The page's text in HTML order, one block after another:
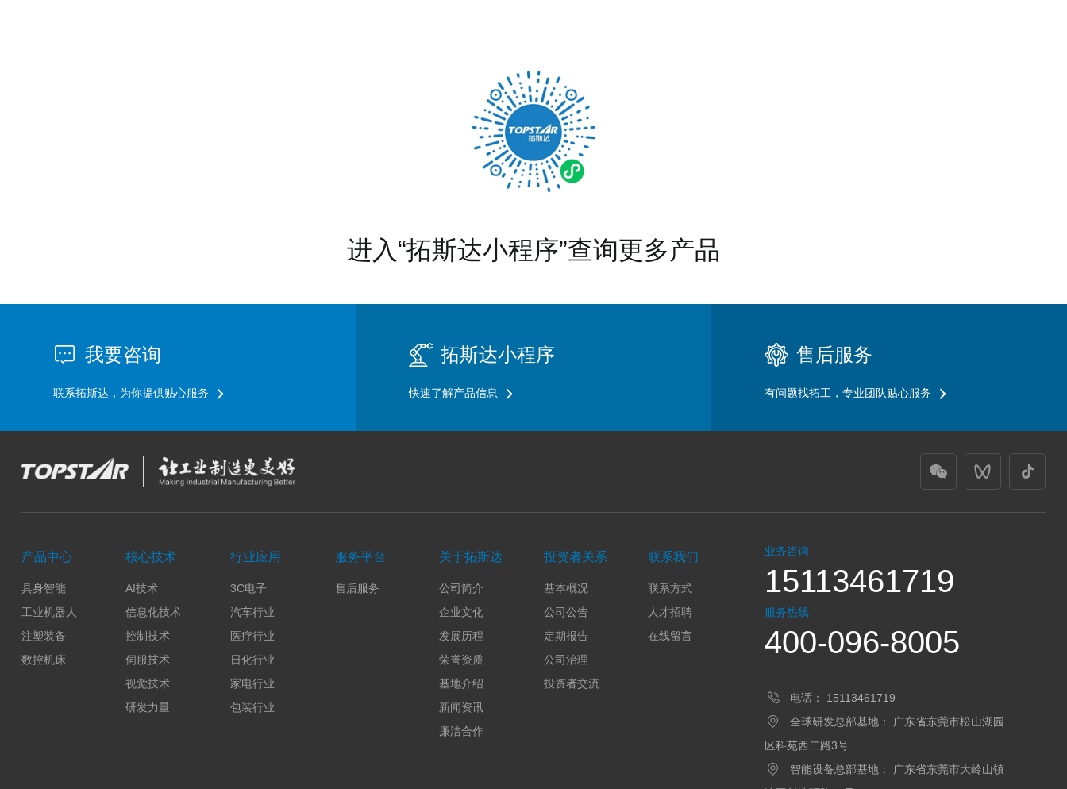
进入“拓斯达小程序”查询更多产品
我要咨询
联系拓斯达，为你提供贴心服务
拓斯达小程序
快速了解产品信息
售后服务
有问题找拓工，专业团队贴心服务
产品中心
具身智能
工业机器人
注塑装备
数控机床
核心技术
AI技术
信息化技术
控制技术
伺服技术
视觉技术
研发力量
行业应用
3C电子
汽车行业
医疗行业
日化行业
家电行业
包装行业
服务平台
售后服务
关于拓斯达
公司简介
企业文化
发展历程
荣誉资质
基地介绍
新闻资讯
廉洁合作
投资者关系
基本概况
公司公告
定期报告
公司治理
投资者交流
联系我们
联系方式
人才招聘
在线留言
业务咨询
15113461719
服务热线
400-096-8005
电话：
15113461719
全球研发总部基地：
广东省东莞市松山湖园
区科苑西二路3号
智能设备总部基地：
广东省东莞市大岭山镇